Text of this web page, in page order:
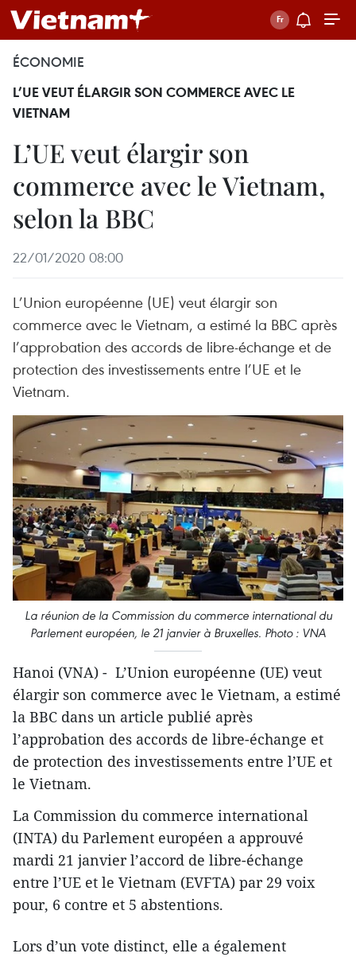
ÉCONOMIE
L’UE VEUT ÉLARGIR SON COMMERCE AVEC LE
VIETNAM
L’UE veut élargir son
commerce avec le Vietnam,
selon la BBC
22/01/2020 08:00
L’Union européenne (UE) veut élargir son
commerce avec le Vietnam, a estimé la BBC après
l’approbation des accords de libre-échange et de
protection des investissements entre l’UE et le
Vietnam.
La réunion de la Commission du commerce international du
Parlement européen, le 21 janvier à Bruxelles. Photo : VNA
Hanoi (VNA) - L’Union européenne (UE) veut
élargir son commerce avec le Vietnam, a estimé
la BBC dans un article publié après
l’approbation des accords de libre-échange et
de protection des investissements entre l’UE et
le Vietnam.
La Commission du commerce international
(INTA) du Parlement européen a approuvé
mardi 21 janvier l’accord de libre-échange
entre l’UE et le Vietnam (EVFTA) par 29 voix
pour, 6 contre et 5 abstentions.
Lors d’un vote distinct, elle a également